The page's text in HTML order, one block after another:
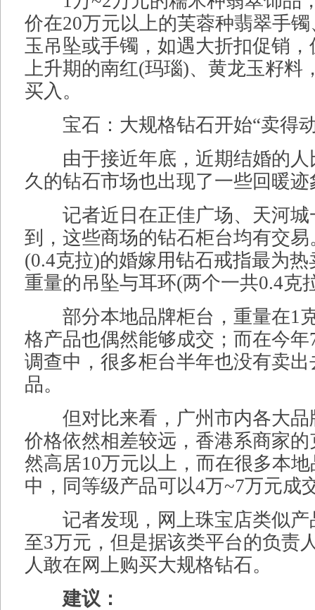
价在20万元以上的芙蓉种翡翠手
玉吊坠或手镯，如遇大折扣促销
上升期的南红(玛瑙)、黄龙玉籽料
买入。
宝石：大规格钻石开始“卖得
由于接近年底，近期结婚的人
久的钻石市场也出现了一些回暖迹
记者近日在正佳广场、天河城
到，这些商场的钻石柜台均有交易
(0.4克拉)的婚嫁用钻石戒指最为
重量的吊坠与耳环(两个一共0.4克
部分本地品牌柜台，重量在1
格产品也偶然能够成交；而在今
调查中，很多柜台半年也没有卖
品。
但对比来看，广州市内各大品
价格依然相差较远，香港系商家
然高居10万元以上，而在很多本
中，同等级产品可以4万~7万元成
记者发现，网上珠宝店类似产
至3万元，但是据该类平台的负责
人敢在网上购买大规格钻石。
建议：